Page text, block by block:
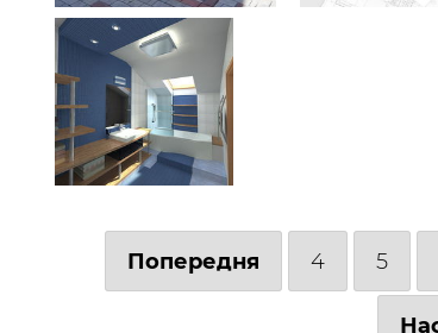
Попередня 4 5